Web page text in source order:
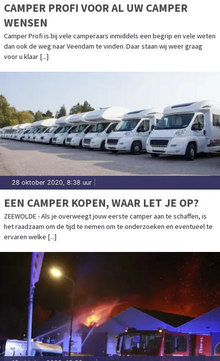
CAMPER PROFI VOOR AL UW CAMPER
WENSEN
Camper Profi is bij vele camperaars inmiddels een begrip en vele weten
dan ook de weg naar Veendam te vinden. Daar staan wij weer graag
voor u klaar [...]
28 oktober 2020, 8:38 uur
EEN CAMPER KOPEN, WAAR LET JE OP?
ZEEWOLDE - Als je overweegt jouw eerste camper aan te schaffen, is
het raadzaam om de tijd te nemen om te onderzoeken en eventueel te
ervaren welke [...]